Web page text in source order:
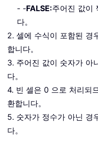
- -FALSE:주어진 값이
다。
2. 셀에 수식이 포함된 경
합니다。
3. 주어진 값이 숫자가 아
다。
4. 빈 셀은 0 으로 처리되
환합니다。
5. 숫자가 정수가 아닌 경
다。